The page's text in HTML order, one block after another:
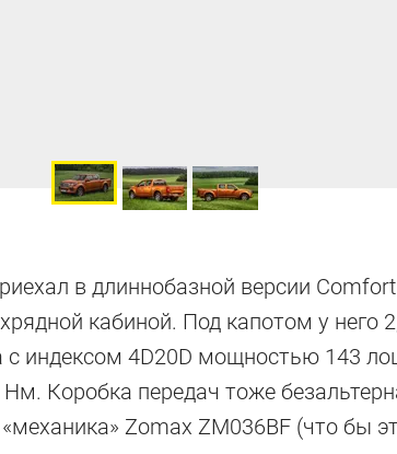
в длиннобазной версии
кабиной. Под капотом у него
с индексом 4D20D мощностью 143
Коробка передач тоже
Zomax ZM036BF (что бы